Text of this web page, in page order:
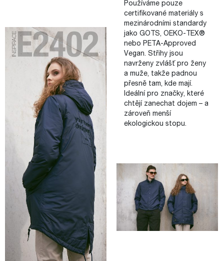
Používáme pouze
certifikované materiály s
mezinárodními standardy
jako GOTS, OEKO-TEX®
nebo PETA-Approved
Vegan. Střihy jsou
navrženy zvlášť pro ženy
a muže, takže padnou
přesně tam, kde mají.
Ideální pro značky, které
chtějí zanechat dojem – a
zároveň menší
ekologickou stopu.